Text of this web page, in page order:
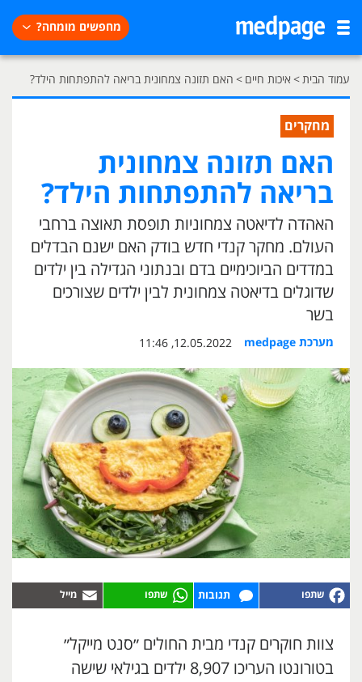
מחפשים מומחה?
עמוד הבית> איכות חיים > האם תזונה צמחונית בריאה להתפתחות הילד?
מחקרים
האם תזונה צמחונית
בריאה להתפתחות הילד?
האהדה לדיאטה צמחוניות תופסת תאוצה ברחבי
העולם. מחקר קנדי חדש בודק האם ישנם הבדלים
במדדים הביוכימיים בדם ובנתוני הגדילה בין ילדים
שדוגלים בדיאטה צמחונית לבין ילדים שצורכים
בשר
מערכת medpage 12.05.2022, 11:46
תגובות
צוות חוקרים קנדי מבית החולים ״סנט מייקל״
בטורונטו העריכו 8,907 ילדים בגילאי שישה